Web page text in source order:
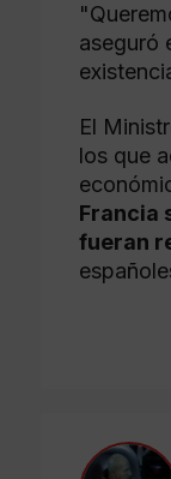
aseguró
El
los que
Francia
fueran